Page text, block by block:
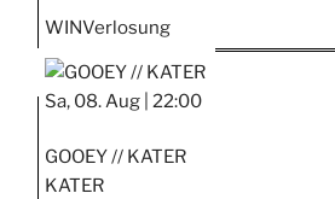
WINVerlosung
Sa, 08. Aug | 22:00
GOOEY // KATER
KATER